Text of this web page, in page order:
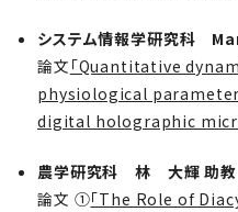
システム情報学研究科
論文 「Quantitative
physiological
digital holographic
農学研究科 林 大輝 助教
論文 ①「The Role of